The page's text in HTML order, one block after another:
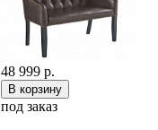
48 999 р.
под заказ